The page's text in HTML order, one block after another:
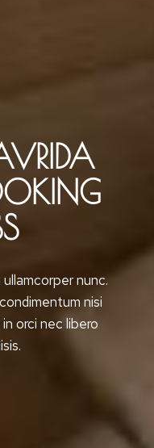
nunc.
nisi
orci nec libero